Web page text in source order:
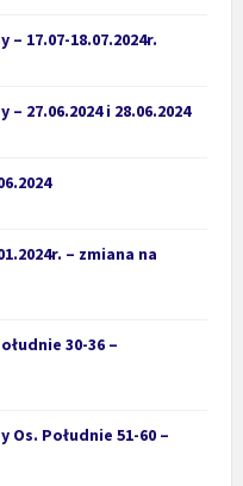
17.07-18.07.2024r.
27.06.2024 i 28.06.2024
– zmiana na
30-36 –
Południe 51-60 –